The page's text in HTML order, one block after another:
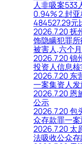
人非吸案533
0.94% 2.封
484527.29元
2026.7.20 抚
饰隐瞒犯罪
被害人,六个
2026.7.20 锦
投资人信息
2026.7.20 东
一案集资人
2026.7.20 恩
公示
2026.7.20 包
众存款罪一
2026.7.20 太
法吸收公众